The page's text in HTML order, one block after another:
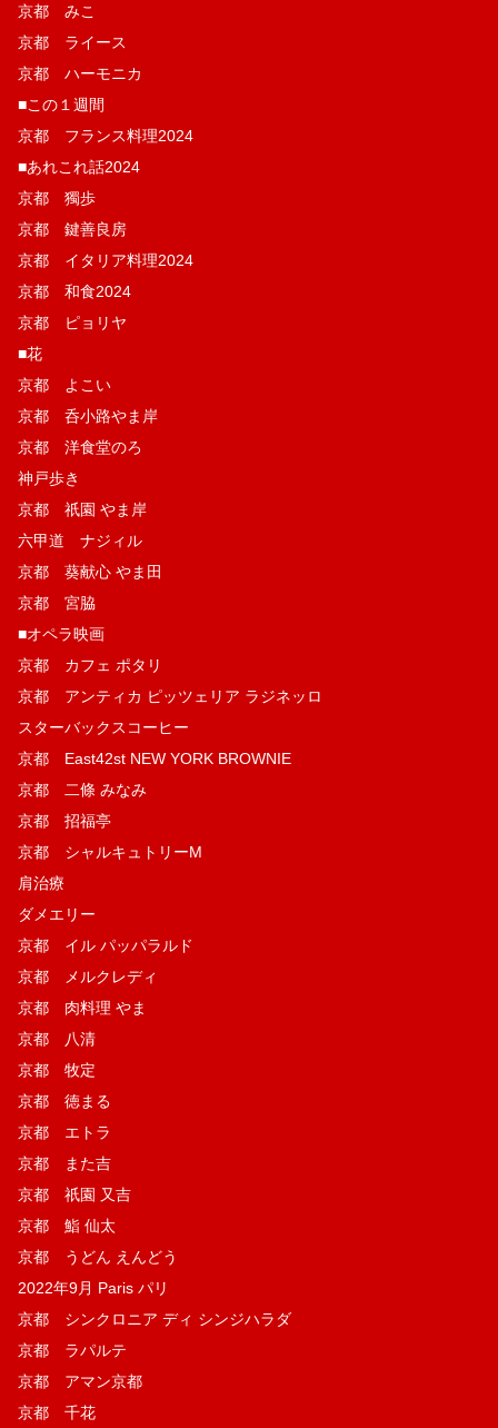
京都 みこ
京都 ライース
京都 ハーモニカ
■この１週間
京都 フランス料理2024
■あれこれ話2024
京都 獨歩
京都 鍵善良房
京都 イタリア料理2024
京都 和食2024
京都 ピョリヤ
■花
京都 よこい
京都 呑小路やま岸
京都 洋食堂のろ
神戸歩き
京都 祇園 やま岸
六甲道 ナジィル
京都 葵献心 やま田
京都 宮脇
■オペラ映画
京都 カフェ ポタリ
京都 アンティカ ピッツェリア ラジネッロ
スターバックスコーヒー
京都 East42st NEW YORK BROWNIE
京都 二條 みなみ
京都 招福亭
京都 シャルキュトリーM
肩治療
ダメエリー
京都 イル パッパラルド
京都 メルクレディ
京都 肉料理 やま
京都 八清
京都 牧定
京都 徳まる
京都 エトラ
京都 また吉
京都 祇園 又吉
京都 鮨 仙太
京都 うどん えんどう
2022年9月 Paris パリ
京都 シンクロニア ディ シンジハラダ
京都 ラパルテ
京都 アマン京都
京都 千花